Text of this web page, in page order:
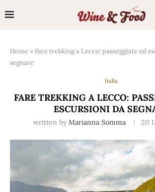
Home » Fare trekking a Lecco: passeggiate ed
segnare
Italia
FARE TREKKING A LECCO:
ESCURSIONI DA
written by Marianna Somma 20